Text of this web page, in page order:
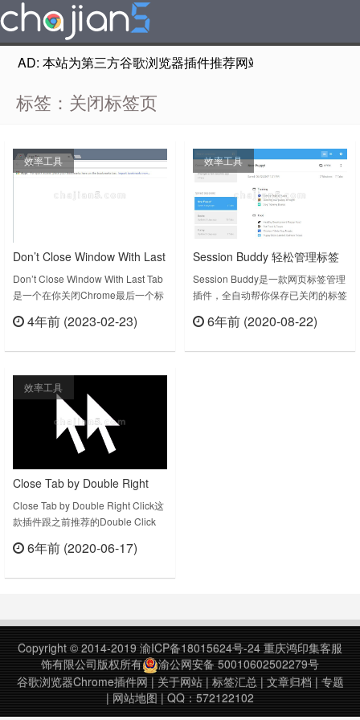
AD: 本站为第三方谷歌浏览器插件推荐网站，非Google
标签：关闭标签页
效率工具
Don’t Close Window With Last
Tab 关闭Chrome最后一个标签
页的时候不关闭浏览器
Don’t Close Window With Last Tab
是一个在你关闭Chrome最后一个标
肯定遇到过Chrome在这种时候直接
的时候插入一个固定标签页来保持浏
览器上始终有标签页，固定标签页本
身不直接显示关闭的“x”，不容易误
关，就达到了……
4年前 (2023-02-23)
效率工具
Session Buddy 轻松管理标签
页的插件
Session Buddy是一款网页标签管理
插件，全自动帮你保存已关闭的标签
果你遇到打开很多标签的情况，但又
6年前 (2020-08-22)
效率工具
Close Tab by Double Right
Click 右键双击页面即可关闭网
页标签
Close Tab by Double Right Click这
款插件跟之前推荐的Double Click
键双击页面上的任何位置即可关闭网
Inspired by ……
6年前 (2020-06-17)
Copyright © 2014-2019 渝ICP备18015624号-24 重庆鸿印集客服
饰有限公司版权所有
渝公网安备 50010602502279号
谷歌浏览器Chrome插件网 | 关于网站| 标签汇总| 文章归档 | 专题
| 网站地图 | QQ：572122102